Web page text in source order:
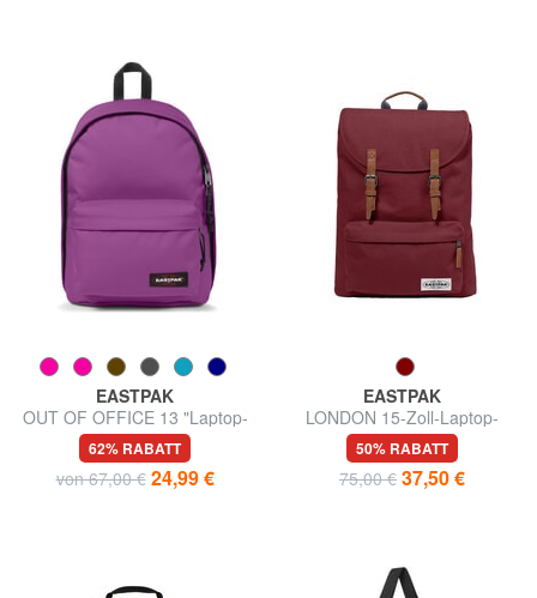
EASTPAK
OUT OF OFFICE 13 "Laptop-
Rucksack
62% RABATT
von 67,00 € 24,99 €
EASTPAK
LONDON 15-Zoll-Laptop-
Rucksack
50% RABATT
75,00 € 37,50 €